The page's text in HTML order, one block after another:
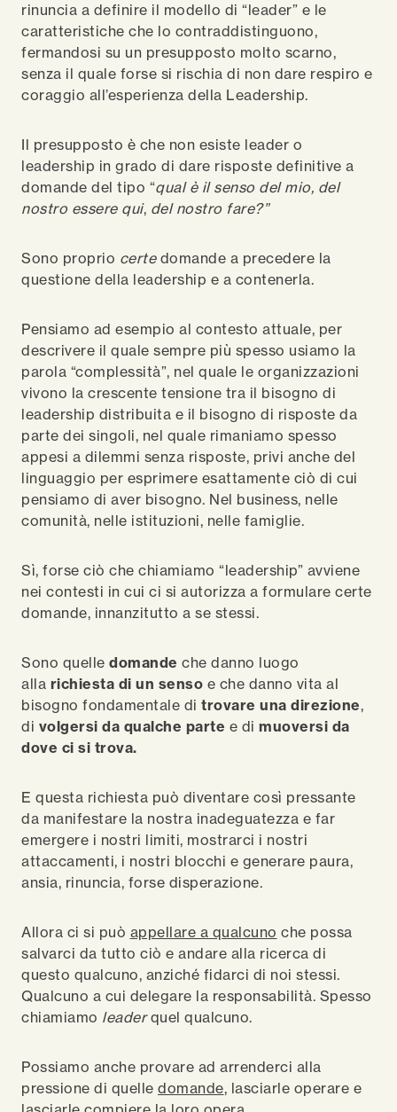
rinuncia a definire il modello di “leader” e le
caratteristiche che lo contraddistinguono,
fermandosi su un presupposto molto scarno,
senza il quale forse si rischia di non dare respiro e
coraggio all’esperienza della Leadership.
Il presupposto è che non esiste leader o
leadership in grado di dare risposte definitive a
domande del tipo “qual è il senso del mio, del
nostro essere qui, del nostro fare?”
Sono proprio certedomande a precedere la
questione della leadership e a contenerla.
Pensiamo ad esempio al contesto attuale, per
descrivere il quale sempre più spesso usiamo la
parola “complessità”, nel quale le organizzazioni
vivono la crescente tensione tra il bisogno di
leadership distribuita e il bisogno di risposte da
parte dei singoli, nel quale rimaniamo spesso
appesi a dilemmi senza risposte, privi anche del
linguaggio per esprimere esattamente ciò di cui
pensiamo di aver bisogno. Nel business, nelle
comunità, nelle istituzioni, nelle famiglie.
Sì, forse ciò che chiamiamo “leadership” avviene
nei contesti in cui ci si autorizza a formulare certe
domande, innanzitutto a se stessi.
Sono quelle domande che danno luogo
alla richiesta di un senso e che danno vita al
bisogno fondamentale di trovare una direzione,
di volgersi da qualche parte e di muoversi da
dove ci si trova.
E questa richiesta può diventare così pressante
da manifestare la nostra inadeguatezza e far
emergere i nostri limiti, mostrarci i nostri
attaccamenti, i nostri blocchi e generare paura,
ansia, rinuncia, forse disperazione.
Allora ci si può appellare a qualcuno che possa
salvarci da tutto ciò e andare alla ricerca di
questo qualcuno, anziché fidarci di noi stessi.
Qualcuno a cui delegare la responsabilità. Spesso
chiamiamo leaderquel qualcuno.
Possiamo anche provare ad arrenderci alla
pressione di quelle domande, lasciarle operare e